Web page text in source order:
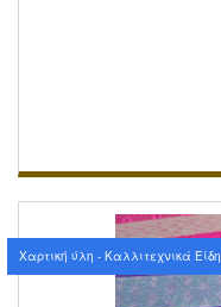
Χαρτική ύλη - Καλλιτεχνικά Είδη